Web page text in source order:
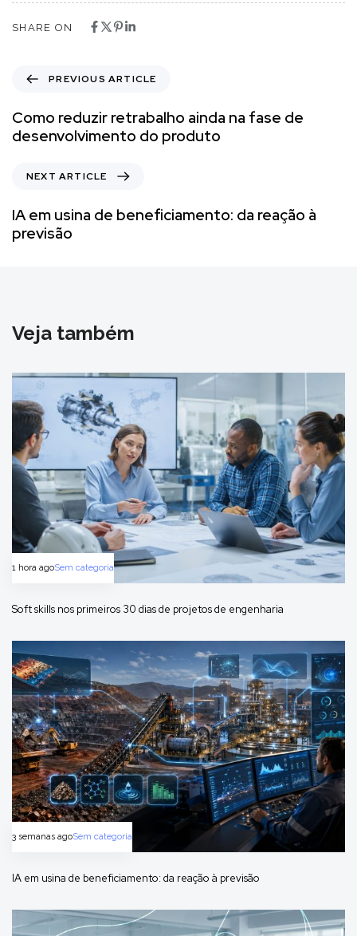
SHARE ON
PREVIOUS ARTICLE
Como reduzir retrabalho ainda na fase de
desenvolvimento do produto
NEXT ARTICLE
IA em usina de beneficiamento: da reação à
previsão
Veja também
1 hora agoSem categoria
Soft skills nos primeiros 30 dias de projetos de engenharia
3 semanas agoSem categoria
IA em usina de beneficiamento: da reação à previsão